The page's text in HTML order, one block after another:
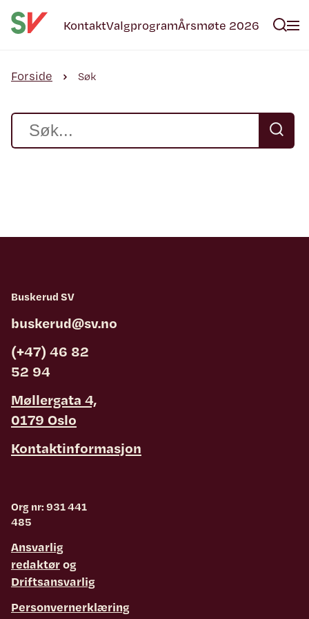
KontaktValgprogramÅrsmøte 2026
Forside Søk
Buskerud SV
buskerud@sv.no
(+47) 46 82
52 94
Møllergata 4,
0179 Oslo
Kontaktinformasjon
Org nr: 931 441
485
Ansvarlig
redaktørog
Driftsansvarlig
Personvernerklæring